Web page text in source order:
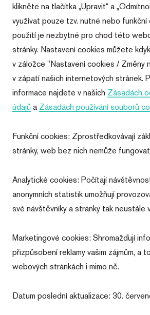
klikněte na tlačítka „Upravit“ a
využívat pouze tzv. nutné nebo funkční
použití je nezbytné pro chod této
stránky. Nastavení cookies můžete
v záložce "Nastavení cookies / Změny
v zápatí našich internetových stránek.
informace najdete v našich Zásadách
údajů a Zásadách používání souborů
Funkční cookies: Zprostředkovávají
stránky, web bez nich nemůže
Analytické cookies: Počítají
anonymních statistik umožňují
své návštěvníky a stránky tak neustále
Marketingové cookies: Shromažďují
přizpůsobení reklamy vašim zájmům, a
webových stránkách i mimo ně.
Datum poslední aktualizace: 30.